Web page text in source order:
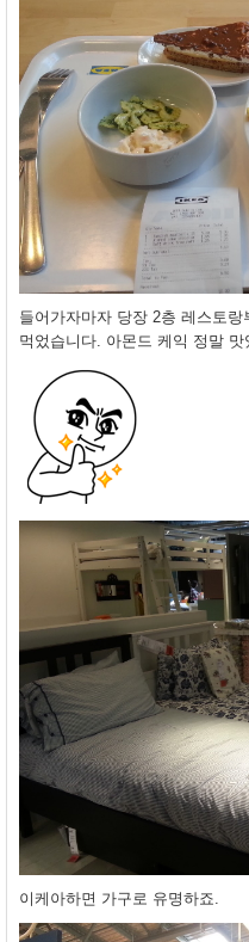
들어가자마자 당장 2층 레스토
먹었습니다. 아몬드 케익 정말 맛
이케아하면 가구로 유명하죠.